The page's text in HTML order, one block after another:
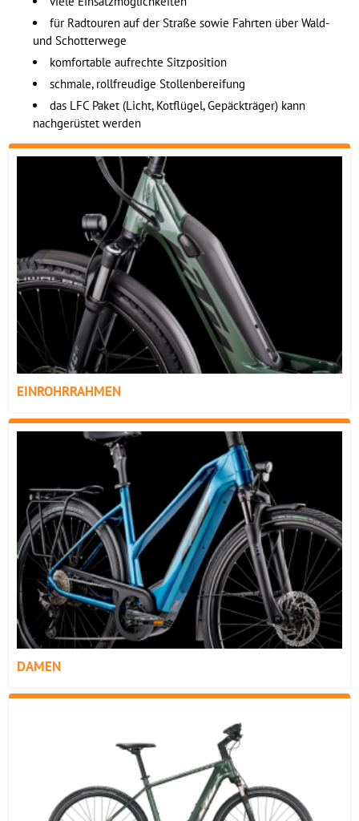
für Radtouren auf der Straße sowie Fahrten über Wald-
und Schotterwege
komfortable aufrechte Sitzposition
schmale, rollfreudige Stollenbereifung
das LFC Paket (Licht, Kotflügel, Gepäckträger) kann
nachgerüstet werden
EINROHRRAHMEN
DAMEN